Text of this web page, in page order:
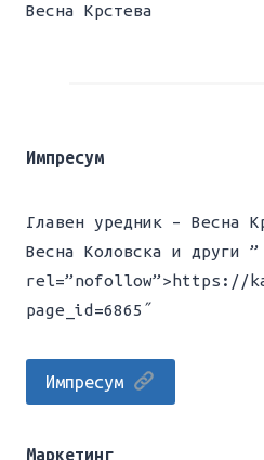
Весна Крстева
Импресум
Главен уредник – Весна
Весна Коловска и други
rel=”nofollow”>https://
page_id=6865″
Импресум
Маркетинг